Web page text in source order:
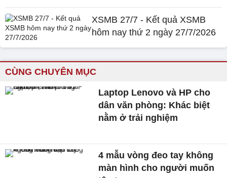
XSMB 27/7 - Kết quả XSMB
hôm nay thứ 2 ngày 27/7/2026
CÙNG CHUYÊN MỤC
Laptop Lenovo và HP cho
dân văn phòng: Khác biệt
nằm ở trải nghiệm
4 mẫu vòng đeo tay không
màn hình cho người muốn